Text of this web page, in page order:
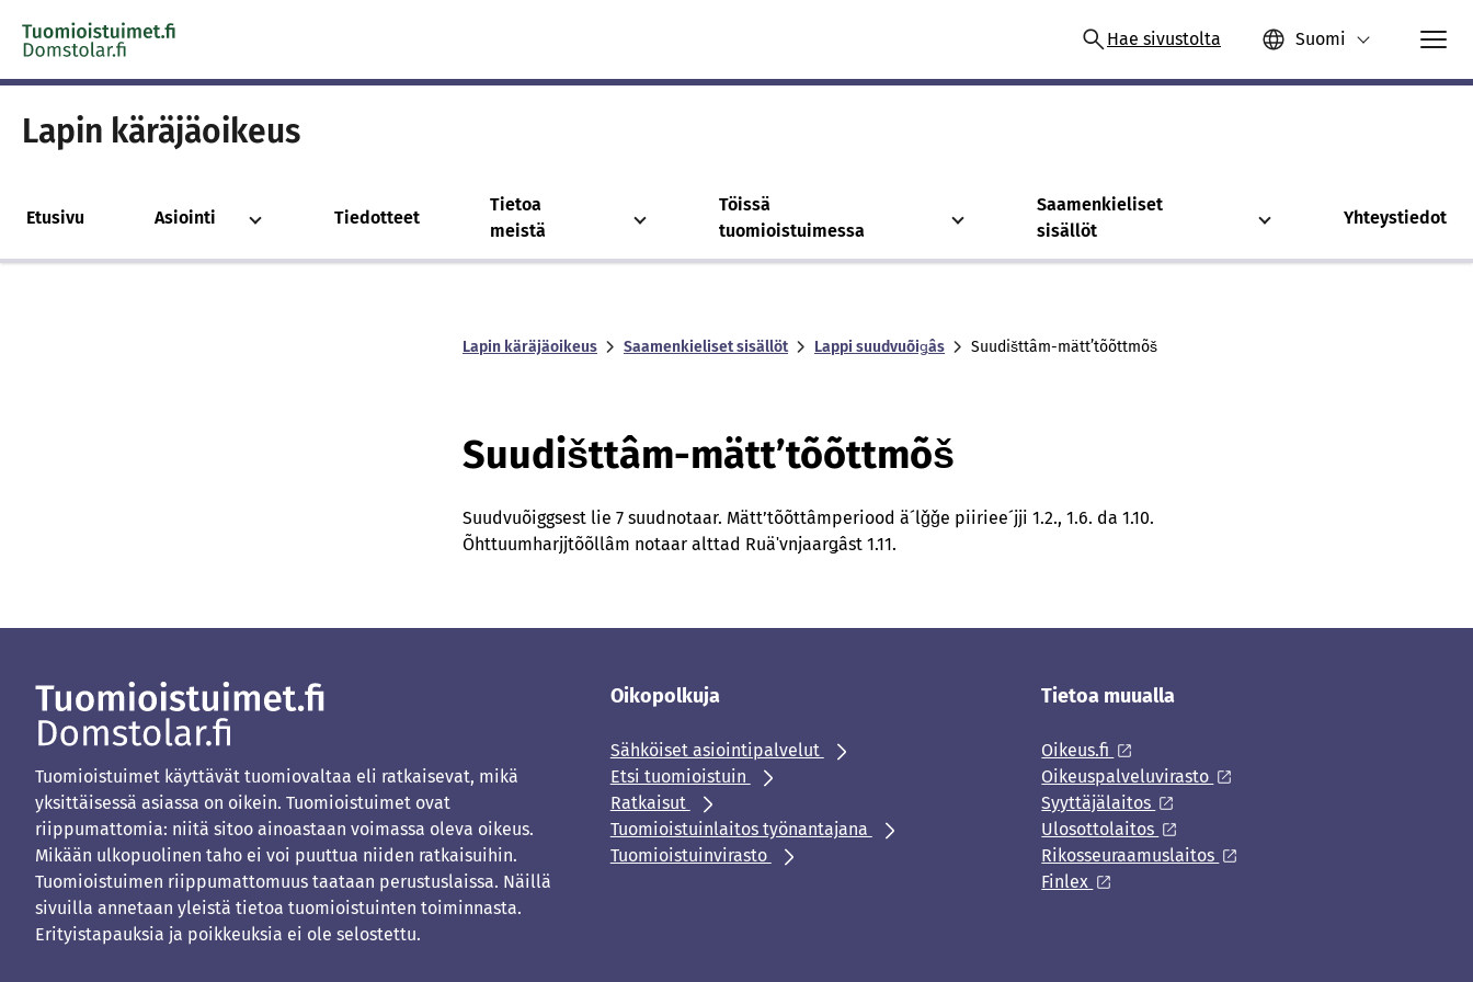
Skip to content -saavutettavuusohje Hae sivustolta Suomi
Lapin käräjäoikeus
Etusivu Asiointi Tiedotteet
Tietoa
meistä
Töissä
tuomioistuimessa
Saamenkieliset
sisällöt
Yhteystiedot
Lapin käräjäoikeus Saamenkieliset sisällöt Lappi suudvuõiǥâs Suudišttâm-mättʼtõõttmõš
Suudišttâm-mättʼtõõttmõš
Suudvuõiggsest lie 7 suudnotaar. Mätt’tõõttâmperiood ä´lǧǧe piiriee´jji 1.2., 1.6. da 1.10.
Õhttuumharjjtõõllâm notaar alttad Ruäʹvnjaarǥâst 1.11.
Tuomioistuimet käyttävät tuomiovaltaa eli ratkaisevat, mikä
yksittäisessä asiassa on oikein. Tuomioistuimet ovat
riippumattomia: niitä sitoo ainoastaan voimassa oleva oikeus.
Mikään ulkopuolinen taho ei voi puuttua niiden ratkaisuihin.
Tuomioistuimen riippumattomuus taataan perustuslaissa. Näillä
sivuilla annetaan yleistä tietoa tuomioistuinten toiminnasta.
Erityistapauksia ja poikkeuksia ei ole selostettu.
Oikopolkuja
Sähköiset asiointipalvelut
Etsi tuomioistuin
Ratkaisut
Tuomioistuinlaitos työnantajana
Tuomioistuinvirasto
Tietoa muualla
Oikeus.fi
Oikeuspalveluvirasto
Syyttäjälaitos
Ulosottolaitos
Rikosseuraamuslaitos
Finlex